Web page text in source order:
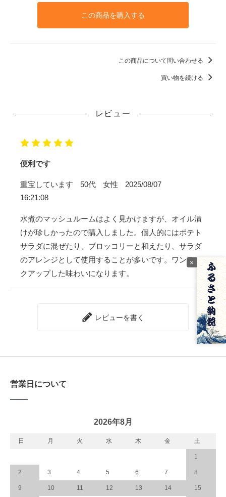
この商品を購入する
この商品について問い合わせる
買い物を続ける
レビュー
便利です
重宝しています 50代 女性
2025/08/07
16:21:08
水煮のマッシュルームはよく見かけますが、オイル漬
けが珍しかったので購入しました。個人的にはポテト
サラダに混ぜたり、ブロッコリーと和えたり、サラダ
のアレンジとして使用することが多いです。ワンラン
クアップした味わいになります。
レビューを書く
営業日について
2026年8月
日 月 火 水 木 金 土
1
2 3 4 5 6 7 8
9 10 11 12 13 14 15
×